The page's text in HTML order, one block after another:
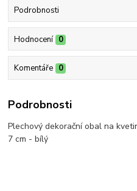
Podrobnosti
Hodnocení 0
Komentáře 0
Podrobnosti
Plechový dekorační obal na
7 cm - bílý